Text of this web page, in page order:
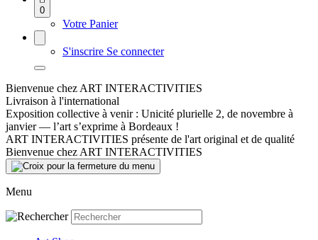
0
Votre Panier
S'inscrire Se connecter
Bienvenue chez ART INTERACTIVITIES
Livraison à l'international
Exposition collective à venir : Unicité plurielle 2, de novembre à
janvier — l’art s’exprime à Bordeaux !
ART INTERACTIVITIES présente de l'art original et de qualité
Bienvenue chez ART INTERACTIVITIES
Menu